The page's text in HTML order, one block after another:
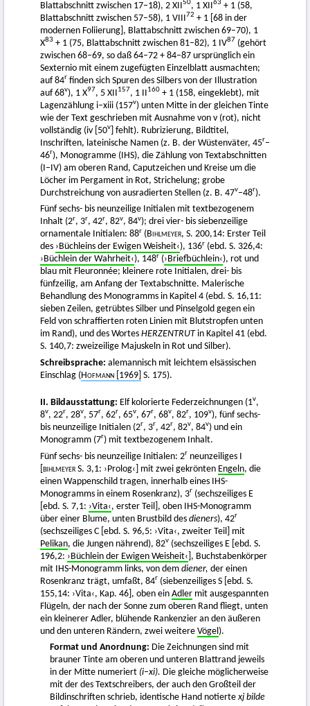
Blattabschnitt zwischen 17–18), 2 XII50, 1 XII63 + 1 (58,
Blattabschnitt zwischen 57–58), 1 VIII72 + 1 [68 in der
modernen Foliierung], Blattabschnitt zwischen 69–70), 1
X83 + 1 (75, Blattabschnitt zwischen 81–82), 1 IV87 (gehört
zwischen 68–69, so daß 64–72 + 84–87 ursprünglich ein
Sexternio mit einem zugefügten Einzelblatt ausmachten;
auf 84r finden sich Spuren des Silbers von der Illustration
auf 68v), 1 X97, 5 XII157, 1 II160 + 1 (158, eingeklebt), mit
Lagenzählung i–xiii (157v) unten Mitte in der gleichen Tinte
wie der Text geschrieben mit Ausnahme von v (rot), nicht
vollständig (iv [50v
] fehlt). Rubrizierung, Bildtitel,
Inschriften, lateinische Namen (z. B. der Wüstenväter, 45r–
46r), Monogramme (IHS), die Zählung von Textabschnitten
(I–IV) am oberen Rand, Caputzeichen und Kreise um die
Löcher im Pergament in Rot, Strichelung; grobe
Durchstreichung von ausradierten Stellen (z. B. 47v–48r).
Fünf sechs- bis neunzeilige Initialen mit textbezogenem
Inhalt (2r, 3r, 42r, 82v, 84v); drei vier- bis siebenzeilige
ornamentale Initialen: 88r (Bihlmeyer, S. 200,14: Erster Teil
des ›Büchleins der Ewigen Weisheit‹), 136r (ebd. S. 326,4:
›Büchlein der Wahrheit‹), 148r (›Briefbüchlein‹), rot und
blau mit Fleuronnée; kleinere rote Initialen, drei- bis
fünfzeilig, am Anfang der Textabschnitte. Malerische
Behandlung des Monogramms in Kapitel 4 (ebd. S. 16,11:
sieben Zeilen, getrübtes Silber und Pinselgold gegen ein
Feld von schraffierten roten Linien mit Blutstropfen unten
im Rand), und des Wortes HERZENTRUTin Kapitel 41 (ebd.
S. 140,7: zweizeilige Majuskeln in Rot und Silber).
Schreibsprache: alemannisch mit leichtem elsässischen
Einschlag ( Hofmann [1969] S. 175).
II. Bildausstattung: Elf kolorierte Federzeichnungen (1v,
8v, 22r, 28v, 57r, 62r, 65v, 67r, 68v, 82r, 109v), fünf sechs-
bis neunzeilige Initialen (2r, 3r, 42r, 82v, 84v) und ein
Monogramm (7r) mit textbezogenem Inhalt.
Fünf sechs- bis neunzeilige Initialen: 2r neunzeiliges I
[bihlmeyer S. 3,1: ›Prolog‹] mit zwei gekrönten Engeln, die
einen Wappenschild tragen, innerhalb eines IHS-
Monogramms in einem Rosenkranz), 3r (sechszeiliges E
[ebd. S. 7,1: ›Vita‹, erster Teil], oben IHS-Monogramm
über einer Blume, unten Brustbild des dieners), 42r
(sechszeiliges C [ebd. S. 96,5: ›Vita‹, zweiter Teil] mit
Pelikan, die Jungen nährend), 82v (sechszeiliges E [ebd. S.
196,2: ›Büchlein der Ewigen Weisheit‹ ], Buchstabenkörper
mit IHS-Monogramm links, von dem diener, der einen
Rosenkranz trägt, umfaßt, 84r (siebenzeiliges S [ebd. S.
155,14: ›Vita‹, Kap. 46], oben ein Adler mit ausgespannten
Flügeln, der nach der Sonne zum oberen Rand fliegt, unten
ein kleinerer Adler, blühende Rankenzier an den äußeren
und den unteren Rändern, zwei weitere Vögel ).
Format und Anordnung: Die Zeichnungen sind mit
brauner Tinte am oberen und unteren Blattrand jeweils
in der Mitte numeriert (i–xi). Die gleiche möglicherweise
mit der des Textschreibers, der auch den Großteil der
Bildinschriften schrieb, identische Hand notierte xj bilde